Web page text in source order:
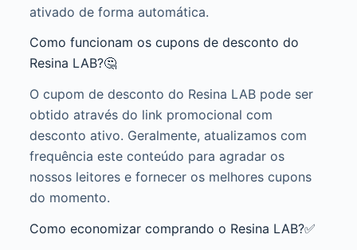
ativado de forma automática.
Como funcionam os cupons de desconto do
Resina LAB?🤔
O cupom de desconto do Resina LAB pode ser
obtido através do link promocional com
desconto ativo. Geralmente, atualizamos com
frequência este conteúdo para agradar os
nossos leitores e fornecer os melhores cupons
do momento.
Como economizar comprando o Resina LAB?✅